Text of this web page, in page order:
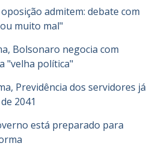
admitem: debate com
muito mal"
Bolsonaro negocia com
"velha política"
Previdência dos servidores já
2041
está preparado para